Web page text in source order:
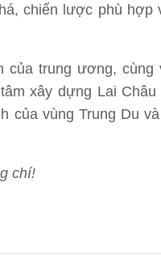
chiến lược phù hợp
trung ương, cùng
xây dựng Lai Châu
của vùng Trung Du
chí!